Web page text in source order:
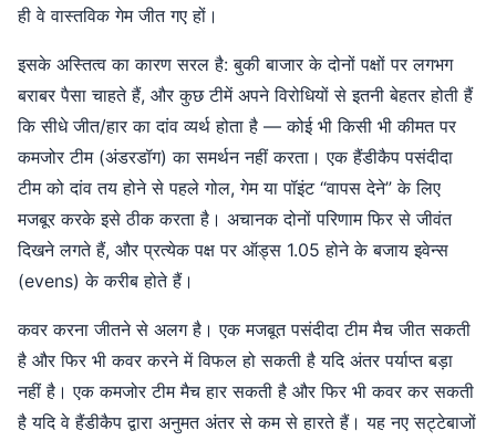
ही वे वास्तविक गेम जीत गए हों।
इसके अस्तित्व का कारण सरल है: बुकी बाजार के दोनों पक्षों पर लगभग
बराबर पैसा चाहते हैं, और कुछ टीमें अपने विरोधियों से इतनी बेहतर होती हैं
कि सीधे जीत/हार का दांव व्यर्थ होता है — कोई भी किसी भी कीमत पर
कमजोर टीम (अंडरडॉग) का समर्थन नहीं करता। एक हैंडीकैप पसंदीदा
टीम को दांव तय होने से पहले गोल, गेम या पॉइंट “वापस देने” के लिए
मजबूर करके इसे ठीक करता है। अचानक दोनों परिणाम फिर से जीवंत
दिखने लगते हैं, और प्रत्येक पक्ष पर ऑड्स 1.05 होने के बजाय इवेन्स
(evens) के करीब होते हैं।
कवर करना जीतने से अलग है। एक मजबूत पसंदीदा टीम मैच जीत सकती
है और फिर भी कवर करने में विफल हो सकती है यदि अंतर पर्याप्त बड़ा
नहीं है। एक कमजोर टीम मैच हार सकती है और फिर भी कवर कर सकती
है यदि वे हैंडीकैप द्वारा अनुमत अंतर से कम से हारते हैं। यह नए सट्टेबाजों